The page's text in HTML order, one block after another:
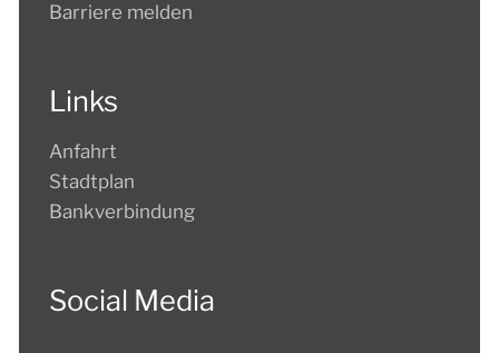
Barriere melden
Links
Anfahrt
Stadtplan
Bankverbindung
Social Media